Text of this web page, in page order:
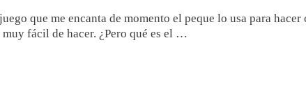
que me encanta de momento el peque lo usa para hacer
fácil de hacer. ¿Pero qué es el …